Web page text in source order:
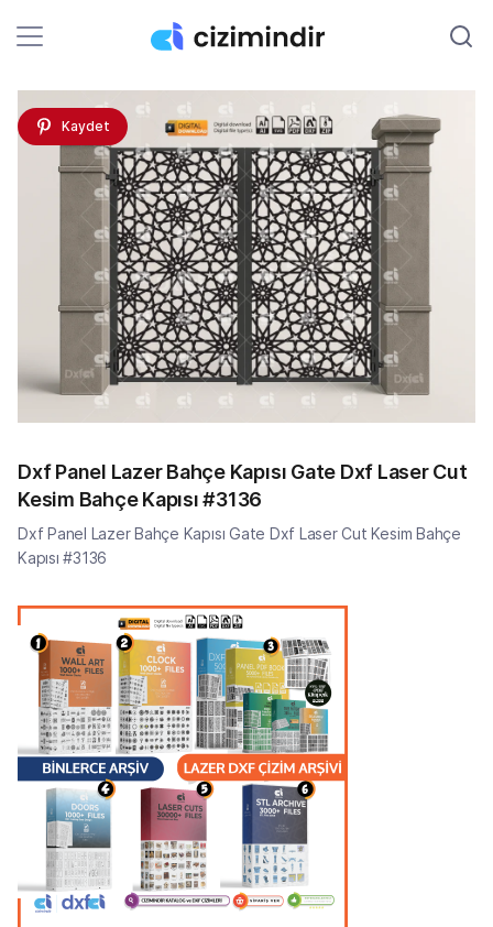
Kaydet
Dxf Panel Lazer Bahçe Kapısı Gate Dxf Laser Cut
Kesim Bahçe Kapısı #3136
Dxf Panel Lazer Bahçe Kapısı Gate Dxf Laser Cut Kesim Bahçe
Kapısı #3136